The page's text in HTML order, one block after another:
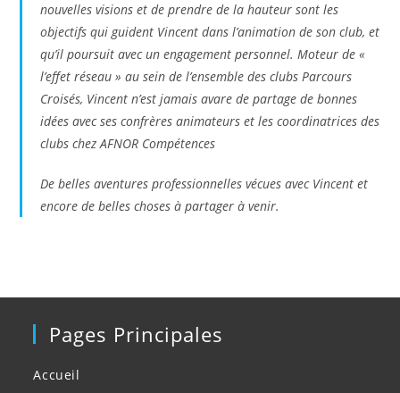
nouvelles visions et de prendre de la hauteur sont les
objectifs qui guident Vincent dans l’animation de son club, et
qu’il poursuit avec un engagement personnel. Moteur de «
l’effet réseau » au sein de l’ensemble des clubs Parcours
Croisés, Vincent n’est jamais avare de partage de bonnes
idées avec ses confrères animateurs et les coordinatrices des
clubs chez AFNOR Compétences
De belles aventures professionnelles vécues avec Vincent et
encore de belles choses à partager à venir.
Pages Principales
Accueil